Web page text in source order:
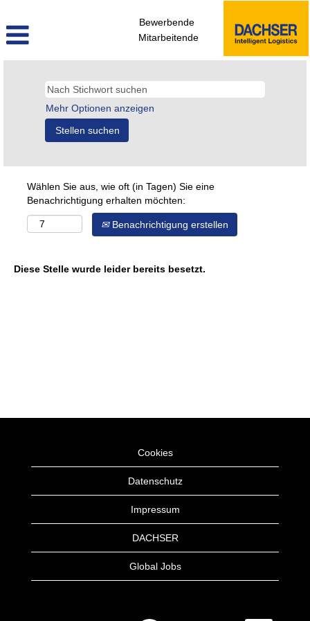
Bewerbende
Mitarbeitende
Mehr Optionen anzeigen
Wählen Sie aus, wie oft (in Tagen) Sie eine
Benachrichtigung erhalten möchten:
Benachrichtigung erstellen
Diese Stelle wurde leider bereits besetzt.
Cookies
Datenschutz
Impressum
DACHSER
Global Jobs